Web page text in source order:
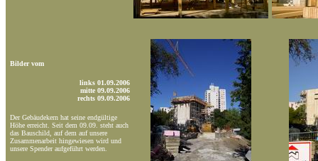
Bilder vom
links 01.09.2006
mitte 09.09.2006
rechts 09.09.2006
Der Gebäudekern hat seine endgültige
Höhe erreicht. Seit dem 09.09. steht auch
das Bauschild, auf dem auf unsere
Zusammenarbeit hingewiesen wird und
unsere Spender aufgeführt werden.